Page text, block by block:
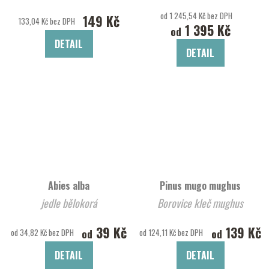
133,04 Kč bez DPH 149 Kč
DETAIL
od 1 245,54 Kč bez DPH
od 1 395 Kč
DETAIL
Abies alba
jedle bělokorá
od 34,82 Kč bez DPH od 39 Kč
DETAIL
Pinus mugo mughus
Borovice kleč mughus
od 124,11 Kč bez DPH od 139 Kč
DETAIL